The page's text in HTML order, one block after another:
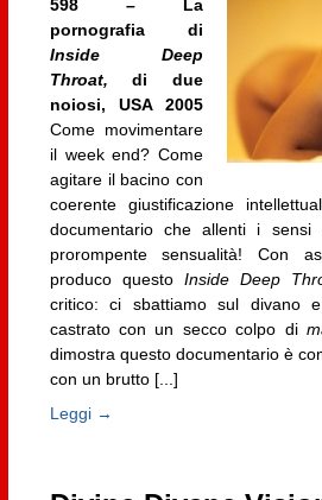
598 – La
pornografia di
Inside Deep
Throat, di due
noiosi, USA 2005
Come movimentare
il week end? Come
agitare il bacino con
coerente giustificazione
documentario che allenti i
prorompente sensualità! Con
produco questoInside Deep
critico: ci sbattiamo sul divano
castrato con un secco colpo di
dimostra questo documentario è
con un brutto [...]
Leggi →